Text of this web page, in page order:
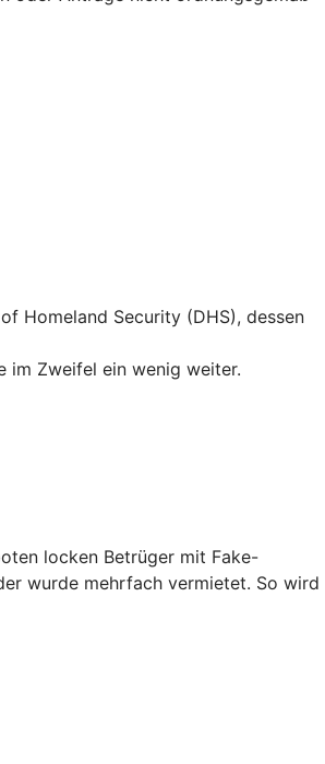
Homeland Security (DHS), dessen
im Zweifel ein wenig weiter.
locken Betrüger mit Fake-
wurde mehrfach vermietet. So wird